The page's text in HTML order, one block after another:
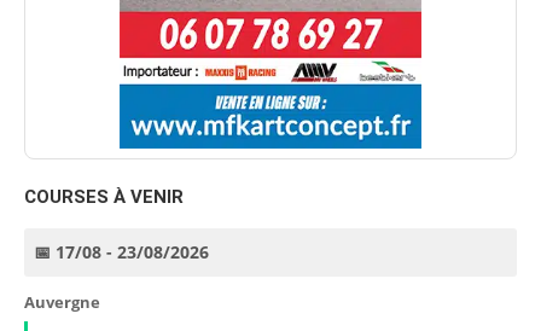
COURSES À VENIR
📅 17/08 - 23/08/2026
Auvergne